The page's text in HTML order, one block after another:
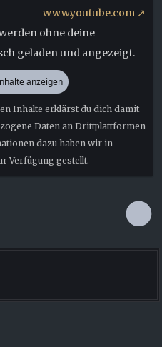
www.youtube.com
ohne deine
geladen und angezeigt.
anzeigen
Inhalte erklärst du dich damit
Daten an Drittplattformen
dazu haben wir in
Verfügung gestellt.